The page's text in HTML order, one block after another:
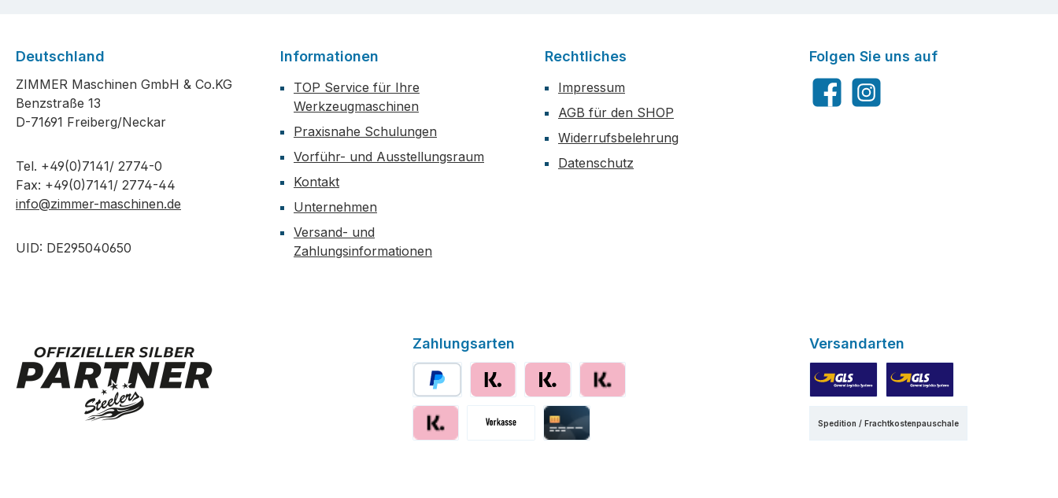
Informationen
TOP Service für Ihre
Werkzeugmaschinen
Praxisnahe Schulungen
Vorführ- und Ausstellungsraum
Kontakt
Unternehmen
Versand- und
Zahlungsinformationen
Rechtliches
Impressum
AGB für den SHOP
Widerrufsbelehrung
Datenschutz
Zahlungsarten
PayPal Klarna sofort bezahlen
Klarna Klarna Ratenzahlung
Versandarten
Spedition / Frachtkostenpauschale
Deutschland
ZIMMER Maschinen GmbH & Co.KG
Benzstraße 13
D-71691 Freiberg/Neckar
Tel. +49(0)7141/ 2774-0
Fax: +49(0)7141/ 2774-44
info@zimmer-maschinen.de
UID: DE295040650
Folgen Sie uns auf
FacebookInstagram